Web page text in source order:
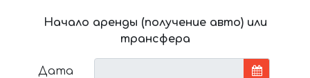
Начало аренды (получение авто) или
трансфера
Дата